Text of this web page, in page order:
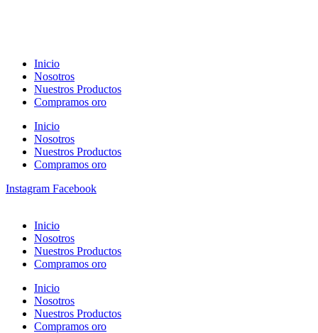
Inicio
Nosotros
Nuestros Productos
Compramos oro
Inicio
Nosotros
Nuestros Productos
Compramos oro
Instagram Facebook
Inicio
Nosotros
Nuestros Productos
Compramos oro
Inicio
Nosotros
Nuestros Productos
Compramos oro